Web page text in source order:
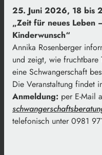
25. Juni 2026, 18 bis
„Zeit für neues Leben
Kinderwunsch“
Annika Rosenberger
und zeigt, wie fruchtbare
eine Schwangerschaft
Die Veranstaltung findet
Anmeldung: per E-Mail
telefonisch unter 0981